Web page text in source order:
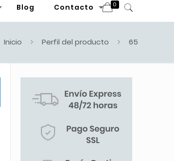
Blog Contacto 0
Inicio Perfil del producto 65